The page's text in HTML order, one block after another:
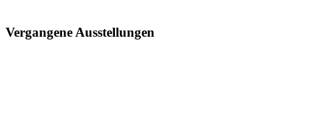
Vergangene Ausstellungen